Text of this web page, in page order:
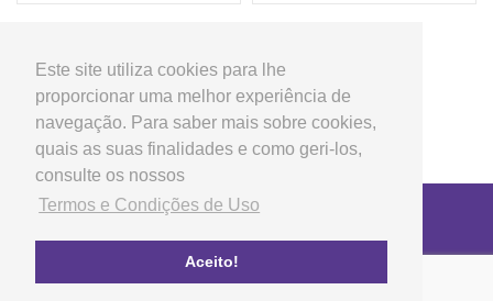
Este site utiliza cookies para lhe
proporcionar uma melhor experiência de
navegação. Para saber mais sobre cookies,
quais as suas finalidades e como geri-los,
consulte os nossos
Termos e Condições de Uso
Aceito!
Copyright © 2026 LG Arts Crafts Todos os direitos
Termos e Condições de Uso
FAQ's